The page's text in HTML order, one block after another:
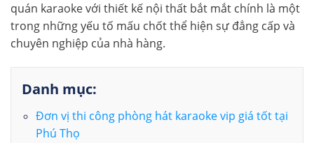
quán karaoke với thiết kế nội thất bắt mắt chính là một
trong những yếu tố mấu chốt thể hiện sự đẳng cấp và
chuyên nghiệp của nhà hàng.
Danh mục:
Đơn vị thi công phòng hát karaoke vip giá tốt tại
Phú Thọ